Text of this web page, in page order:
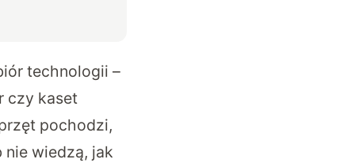
technologii –
czy kaset
pochodzi,
wiedzą, jak